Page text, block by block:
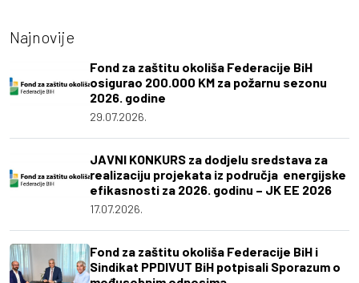
Najnovije
Fond za zaštitu okoliša Federacije BiH
osigurao 200.000 KM za požarnu sezonu
2026. godine
29.07.2026.
JAVNI KONKURS za dodjelu sredstava za
realizaciju projekata iz područja energijske
efikasnosti za 2026. godinu – JK EE 2026
17.07.2026.
Fond za zaštitu okoliša Federacije BiH i
Sindikat PPDIVUT BiH potpisali Sporazum o